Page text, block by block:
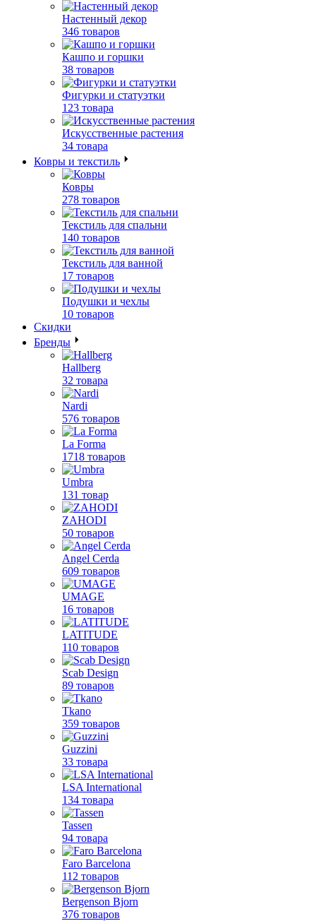
Настенный декор
346 товаров
Кашпо и горшки
38 товаров
Фигурки и статуэтки
123 товара
Искусственные растения
34 товара
Ковры и текстиль
Ковры
278 товаров
Текстиль для спальни
140 товаров
Текстиль для ванной
17 товаров
Подушки и чехлы
10 товаров
Скидки
Бренды
Hallberg
32 товара
Nardi
576 товаров
La Forma
1718 товаров
Umbra
131 товар
ZAHODI
50 товаров
Angel Cerda
609 товаров
UMAGE
16 товаров
LATITUDE
110 товаров
Scab Design
89 товаров
Tkano
359 товаров
Guzzini
33 товара
LSA International
134 товара
Tassen
94 товара
Faro Barcelona
112 товаров
Bergenson Bjorn
376 товаров